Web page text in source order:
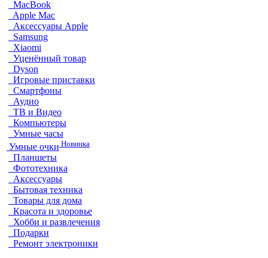
MacBook
Apple Mac
Аксессуары Apple
Samsung
Xiaomi
Уценённый товар
Dyson
Игровые приставки
Смартфоны
Аудио
ТВ и Видео
Компьютеры
Умные часы
Умные очки Новинка
Планшеты
Фототехника
Аксессуары
Бытовая техника
Товары для дома
Красота и здоровье
Хобби и развлечения
Подарки
Ремонт электроники